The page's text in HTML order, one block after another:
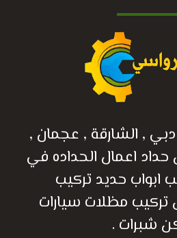
, الشارقة , عجمان ,
حداد اعمال الحداده في
ابواب حديد تركيب
مظلات سيارات
شبرات .